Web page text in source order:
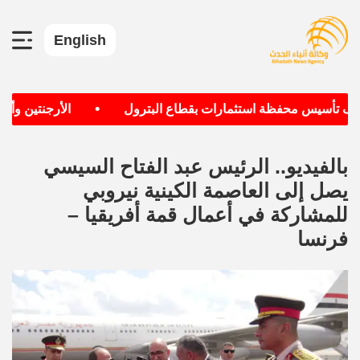
English
تأسيس محفظة استثمارات بقطاع البترول الأرجنتين
بالفيديو.. الرئيس عبد الفتاح السيسي
يصل إلى العاصمة الكينية نيروبي
للمشاركة في أعمال قمة أفريقيا –
فرنسا